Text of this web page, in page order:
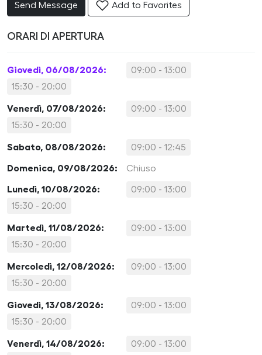
Send Message Add to Favorites
ORARI DI APERTURA
Giovedì, 06/08/2026:
09:00 - 13:00
15:30 - 20:00
Venerdì, 07/08/2026:
09:00 - 13:00
15:30 - 20:00
Sabato, 08/08/2026: 09:00 - 12:45
Domenica, 09/08/2026: Chiuso
Lunedì, 10/08/2026:
09:00 - 13:00
15:30 - 20:00
Martedì, 11/08/2026:
09:00 - 13:00
15:30 - 20:00
Mercoledì, 12/08/2026:
09:00 - 13:00
15:30 - 20:00
Giovedì, 13/08/2026:
09:00 - 13:00
15:30 - 20:00
Venerdì, 14/08/2026:
09:00 - 13:00